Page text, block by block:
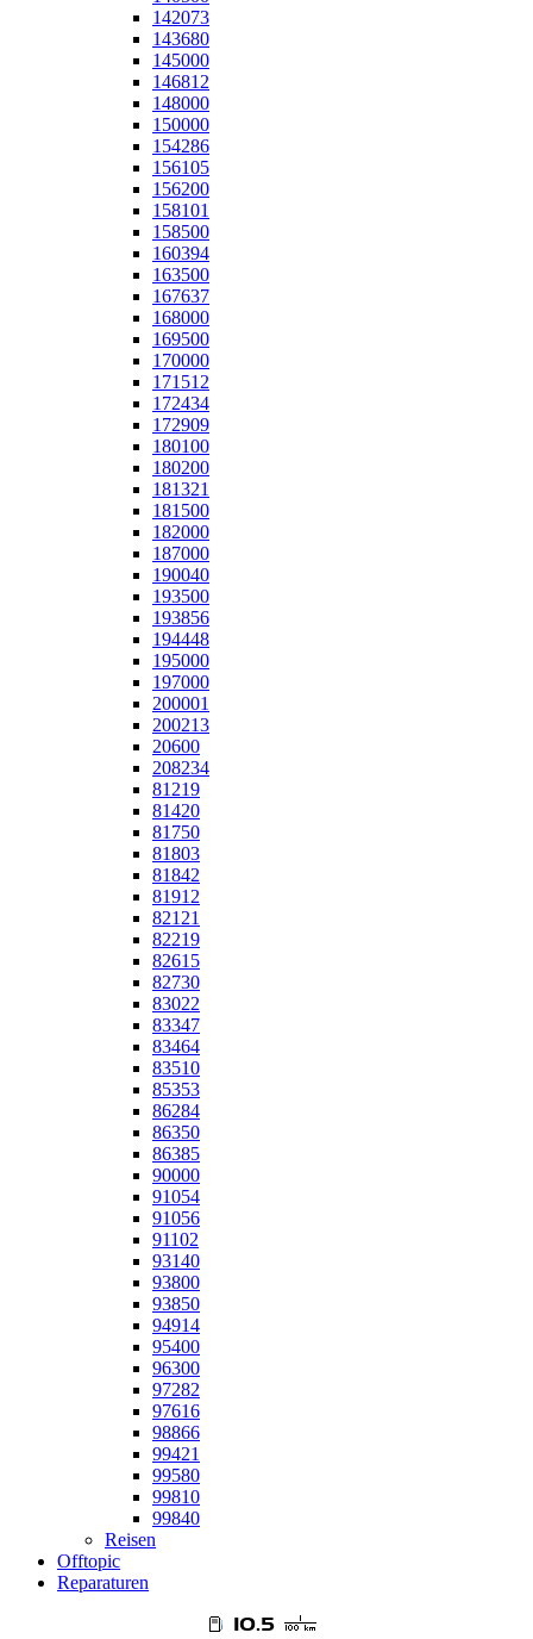
142073
143680
145000
146812
148000
150000
154286
156105
156200
158101
158500
160394
163500
167637
168000
169500
170000
171512
172434
172909
180100
180200
181321
181500
182000
187000
190040
193500
193856
194448
195000
197000
200001
200213
20600
208234
81219
81420
81750
81803
81842
81912
82121
82219
82615
82730
83022
83347
83464
83510
85353
86284
86350
86385
90000
91054
91056
91102
93140
93800
93850
94914
95400
96300
97282
97616
98866
99421
99580
99810
99840
Reisen
Offtopic
Reparaturen